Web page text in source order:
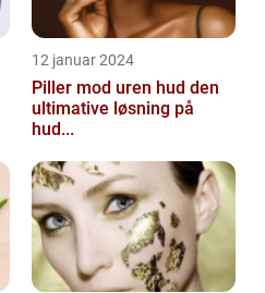
12 januar 2024
Piller mod uren hud den
ultimative løsning på
hud...